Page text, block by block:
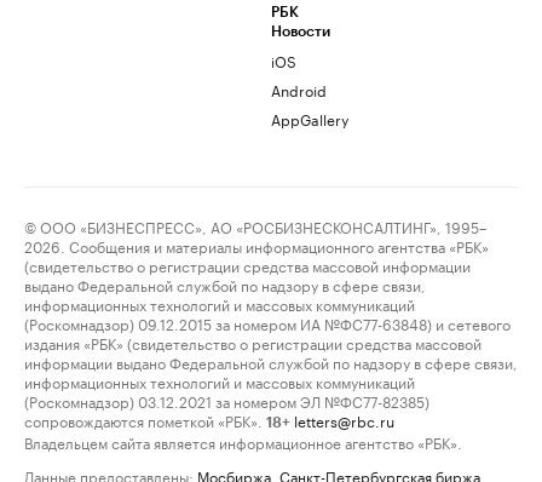
РБК
Новости
iOS
Android
AppGallery
© ООО «БИЗНЕСПРЕСС», АО «РОСБИЗНЕСКОНСАЛТИНГ», 1995–
2026. Сообщения и материалы информационного агентства «РБК»
(свидетельство о регистрации средства массовой информации
выдано Федеральной службой по надзору в сфере связи,
информационных технологий и массовых коммуникаций
(Роскомнадзор) 09.12.2015 за номером ИА №ФС77-63848) и сетевого
издания «РБК» (свидетельство о регистрации средства массовой
информации выдано Федеральной службой по надзору в сфере связи,
информационных технологий и массовых коммуникаций
(Роскомнадзор) 03.12.2021 за номером ЭЛ №ФС77-82385)
сопровождаются пометкой «РБК».
18+ letters@rbc.ru
Владельцем сайта является информационное агентство «РБК».
Данные предоставлены: Мосбиржа Санкт-Петербургская биржа